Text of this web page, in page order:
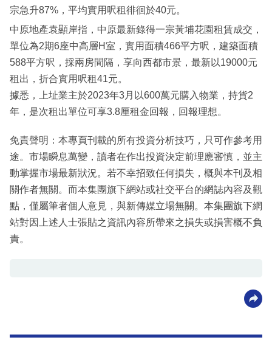
宗急升87%，平均實用呎租徘徊於40元。
中原地產袁顯岸指，中原最新錄得一宗黃埔花園租賃成交，
單位為2期6座中高層H室，實用面積466平方呎，建築面積
588平方呎，採兩房間隔，享向西都市景，最新以19000元
租出，折合實用呎租41元。
據悉，上址業主於2023年3月以600萬元購入物業，持貨2
年，是次租出單位可享3.8厘租金回報，回報理想。
免責聲明：本專頁刊載的所有投資分析技巧，只可作參考用
途。市場瞬息萬變，讀者在作出投資決定前理應審慎，並主
動掌握市場最新狀況。若不幸招致任何損失，概與本刊及相
關作者無關。而本集團旗下網站或社交平台的網誌內容及觀
點，僅屬筆者個人意見，與新傳媒立場無關。本集團旗下網
站對因上述人士張貼之資訊內容所帶來之損失或損害概不負
責。